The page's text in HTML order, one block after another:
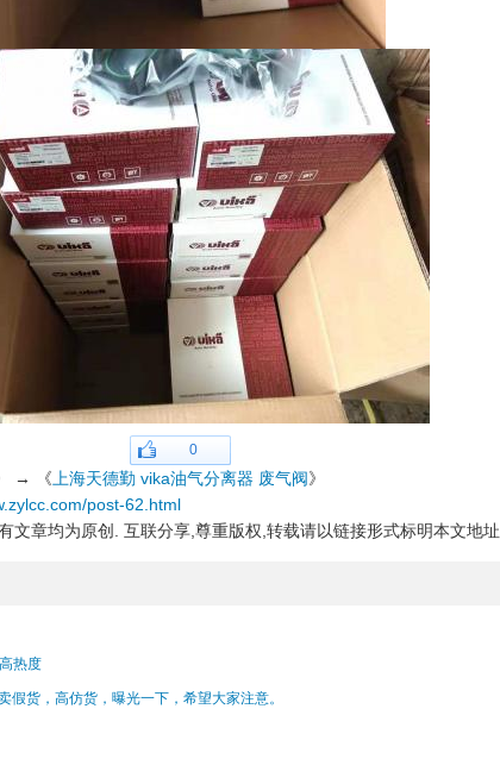
0
→ 《 上海天德勤 vika油气分离器 废气阀》
post-62.html
文章均为原创. 互联分享,尊重版权,转载请以链接形式标明本文地址.
热度
假货，高仿货，曝光一下，希望大家注意。